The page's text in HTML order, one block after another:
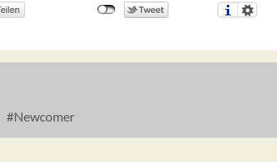
Newcomer